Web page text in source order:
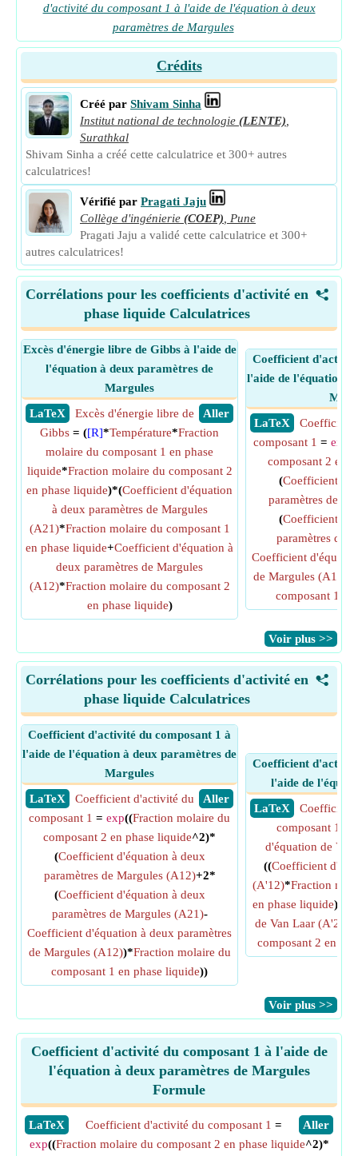
d'activité du composant 1 à l'aide de l'équation à deux
paramètres de Margules
Crédits
Créé par Shivam Sinha
Institut national de technologie (LENTE)
Surathkal
Shivam Sinha a créé cette calculatrice et 300+ autres
calculatrices!
Vérifié par Pragati Jaju
Collège d'ingénierie (COEP)
Pune
Pragati Jaju a validé cette calculatrice et 300+
autres calculatrices!
<
Corrélations pour les coefficients d'activité en
phase liquide Calculatrices
Excès d'énergie libre de Gibbs à l'aide de
l'équation à deux paramètres de
Margules
​ LaTeX
​ Aller
Excès d'énergie libre de
Gibbs = ([R]*Température*Fraction
molaire du composant 1 en phase
liquide*Fraction molaire du composant 2
en phase liquide)*(Coefficient d'équation
à deux paramètres de Margules
(A21)*Fraction molaire du composant 1
en phase liquide+Coefficient d'équation à
deux paramètres de Margules
(A12)*Fraction molaire du composant 2
en phase liquide)
Coefficient
l'aide de l'équation à
​ LaTeX
Coefficient
composant 1 = exp
composant 2 en
(Coefficient
paramètres de
(Coefficient
paramètres de
Coefficient
de Margules (A12)
composant 1
​Voir plus >>
<
Corrélations pour les coefficients d'activité en
phase liquide Calculatrices
Coefficient d'activité du composant 1 à
l'aide de l'équation à deux paramètres de
Margules
​ LaTeX
​ Aller
Coefficient d'activité du
composant 1 = exp((Fraction molaire du
composant 2 en phase liquide^2)*
(Coefficient d'équation à deux
paramètres de Margules (A12)+2*
(Coefficient d'équation à deux
paramètres de Margules (A21)-
Coefficient d'équation à deux paramètres
de Margules (A12))*Fraction molaire du
composant 1 en phase liquide))
Coefficient
l'aide de
​ LaTeX
Coefficient
composant 1
d'équation de
((Coefficient
(A'12)*Fraction
en phase liquide)/(
de Van Laar (A'21)
composant 2 en
​Voir plus >>
Coefficient d'activité du composant 1 à l'aide de
l'équation à deux paramètres de Margules
Formule
​LaTeX ​Aller
Coefficient d'activité du composant 1 =
exp((Fraction molaire du composant 2 en phase liquide^2)*